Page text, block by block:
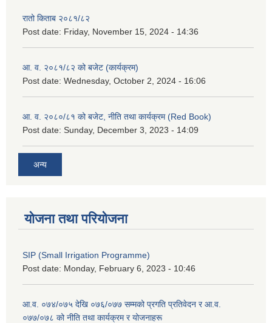
रातो किताब २०८१/८२
Post date: Friday, November 15, 2024 - 14:36
आ. व. २०८१/८२ को बजेट (कार्यक्रम)
Post date: Wednesday, October 2, 2024 - 16:06
आ. व. २०८०/८१ को बजेट, नीति तथा कार्यक्रम (Red Book)
Post date: Sunday, December 3, 2023 - 14:09
अन्य
योजना तथा परियोजना
SIP (Small Irrigation Programme)
Post date: Monday, February 6, 2023 - 10:46
आ.व. ०७४/०७५ देखि ०७६/०७७ सम्मको प्रगति प्रतिवेदन र आ.व.
०७७/०७८ को नीति तथा कार्यक्रम र योजनाहरू